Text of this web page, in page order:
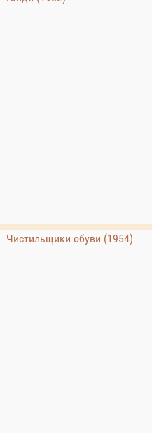
Чистильщики обуви (1954)